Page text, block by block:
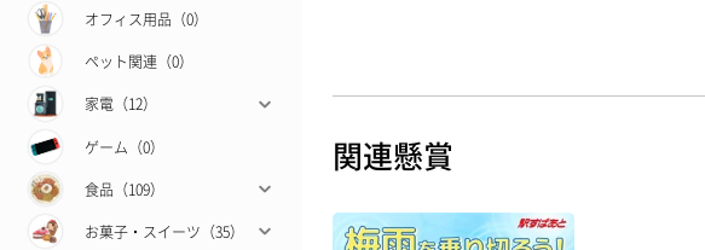
オフィス用品（0）
ペット関連（0）
家電（12）
ゲーム（0）
食品（109）
お菓子・スイーツ（35）
関連懸賞